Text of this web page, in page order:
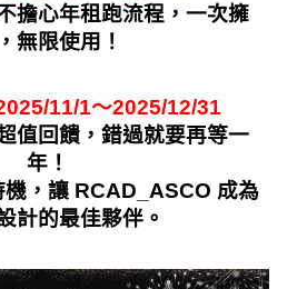
擔心年租跑流程，一次擁
無限使用！
11/1～2025/12/31
值回饋，錯過就要再等一
年！
，讓 RCAD_ASCO 成為
計的最佳夥伴。